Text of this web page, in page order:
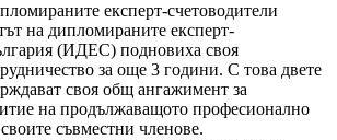
експерт-счетоводители
на дипломираните експерт-
(ИДЕС) подновиха своя
за още 3 години. С това двете
своя общ ангажимент за
на продължаващото професионално
съвместни членове.